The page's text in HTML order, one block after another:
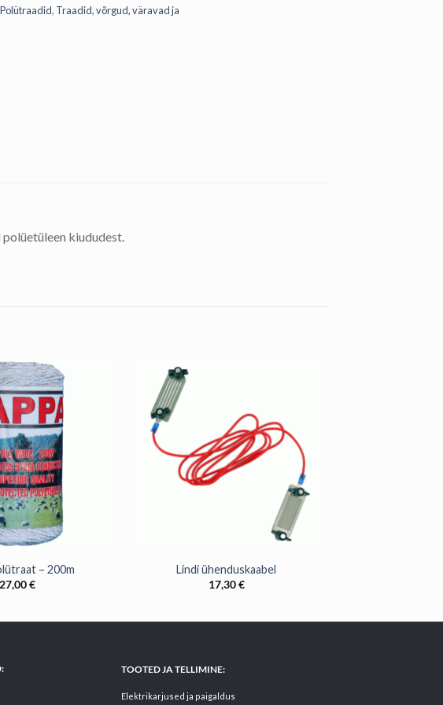
, Traadid, võrgud, väravad ja
kiududest.
– 200m
27,00€
Lindi ühenduskaabel
17,30€
TOOTED JA TELLIMINE:
Elektrikarjused ja paigaldus